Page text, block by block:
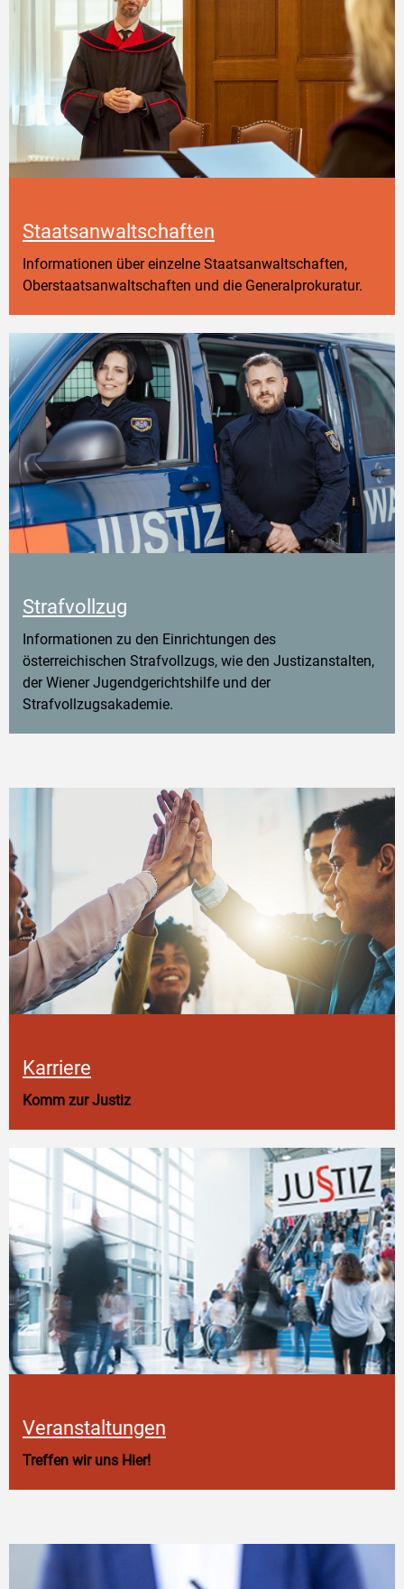
Staatsanwaltschaften
Informationen über einzelne Staatsanwaltschaften,
Oberstaatsanwaltschaften und die Generalprokuratur.
Strafvollzug
Informationen zu den Einrichtungen des
österreichischen Strafvollzugs, wie den Justizanstalten,
der Wiener Jugendgerichtshilfe und der
Strafvollzugsakademie.
Karriere
Komm zur Justiz
Veranstaltungen
Treffen wir uns Hier!